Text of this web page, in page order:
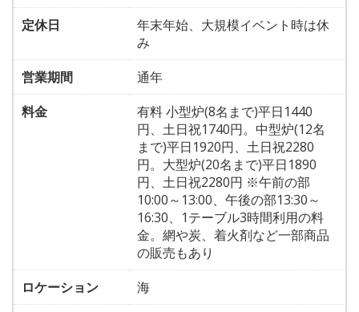
定休日
年末年始、大規模イベント時は休
み
営業期間
通年
料金
有料 小型炉(8名まで)平日1440
円、土日祝1740円。中型炉(12名
まで)平日1920円、土日祝2280
円。大型炉(20名まで)平日1890
円、土日祝2280円 ※午前の部
10:00～13:00、午後の部13:30～
16:30、1テーブル3時間利用の料
金。網や炭、着火剤など一部商品
の販売もあり
ロケーション
海